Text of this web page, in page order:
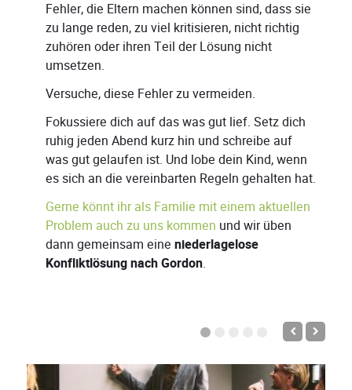
Fehler, die Eltern machen können sind, dass sie
zu lange reden, zu viel kritisieren, nicht richtig
zuhören oder ihren Teil der Lösung nicht
umsetzen.
Versuche, diese Fehler zu vermeiden.
Fokussiere dich auf das was gut lief. Setz dich
ruhig jeden Abend kurz hin und schreibe auf
was gut gelaufen ist. Und lobe dein Kind, wenn
es sich an die vereinbarten Regeln gehalten hat.
Gerne könnt ihr als Familie mit einem aktuellen
Problem auch zu uns kommen und wir üben
dann gemeinsam eine niederlagelose
Konfliktlösung nach Gordon.